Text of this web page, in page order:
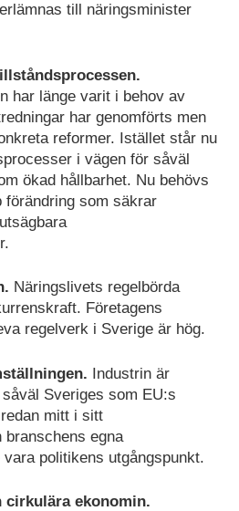
till näringsminister
har länge varit i behov av
har genomförts men
reformer. Istället står nu
i vägen för såväl
ökad hållbarhet. Nu behövs
förändring som säkrar
Näringslivets regelbörda
Företagens
regelverk i Sverige är hög.
Industrin är
Sveriges som EU:s
mitt i sitt
branschens egna
politikens utgångspunkt.
cirkulära ekonomin.